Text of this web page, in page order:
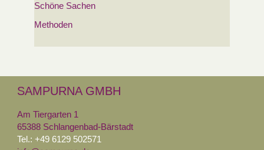
Schöne Sachen
Methoden
SAMPURNA GMBH
Am Tiergarten 1
65388 Schlangenbad-Bärstadt
Tel.: +49 6129 502571